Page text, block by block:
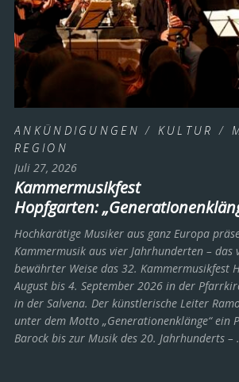
ANKÜNDIGUNGEN / KULTUR /
REGION
Juli 27, 2026
Kammermusikfest
Hopfgarten:
Hochkarätige Musiker aus ganz Europa
Kammermusik aus vier Jahrhunderten – das
bewährter Weise das 32. Kammermusikfest
August bis 4. September 2026 in der
in der Salvena. Der künstlerische Leiter
unter dem Motto „Generationenklänge“ ein
Barock bis zur Musik des 20. Jahrhunderts ­–